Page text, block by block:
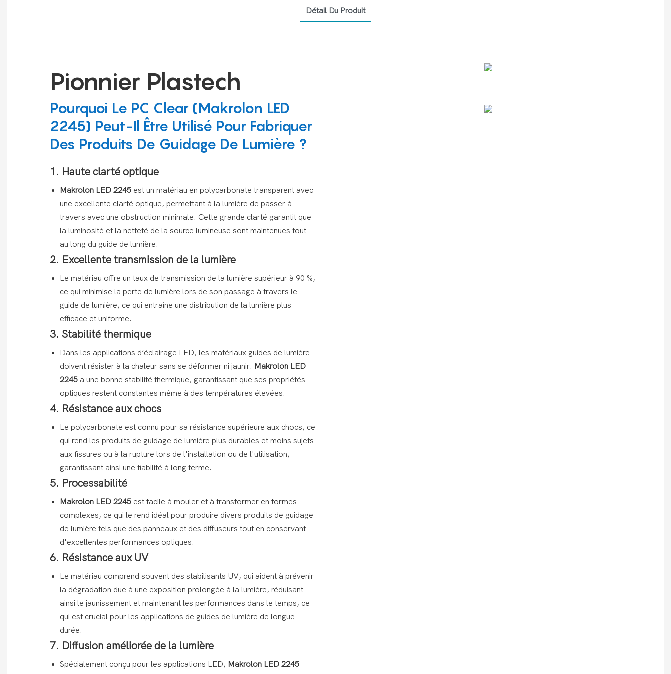
Détail Du Produit
Pionnier Plastech
Pourquoi Le PC Clear (Makrolon LED
2245) Peut-Il Être Utilisé Pour Fabriquer
Des Produits De Guidage De Lumière ?
1. Haute clarté optique
Makrolon LED 2245 est un matériau en polycarbonate transparent avec
une excellente clarté optique, permettant à la lumière de passer à
travers avec une obstruction minimale. Cette grande clarté garantit que
la luminosité et la netteté de la source lumineuse sont maintenues tout
au long du guide de lumière.
2. Excellente transmission de la lumière
Le matériau offre un taux de transmission de la lumière supérieur à 90 %,
ce qui minimise la perte de lumière lors de son passage à travers le
guide de lumière, ce qui entraîne une distribution de la lumière plus
efficace et uniforme.
3. Stabilité thermique
Dans les applications d’éclairage LED, les matériaux guides de lumière
doivent résister à la chaleur sans se déformer ni jaunir. Makrolon LED
2245 a une bonne stabilité thermique, garantissant que ses propriétés
optiques restent constantes même à des températures élevées.
4. Résistance aux chocs
Le polycarbonate est connu pour sa résistance supérieure aux chocs, ce
qui rend les produits de guidage de lumière plus durables et moins sujets
aux fissures ou à la rupture lors de l'installation ou de l'utilisation,
garantissant ainsi une fiabilité à long terme.
5. Processabilité
Makrolon LED 2245 est facile à mouler et à transformer en formes
complexes, ce qui le rend idéal pour produire divers produits de guidage
de lumière tels que des panneaux et des diffuseurs tout en conservant
d'excellentes performances optiques.
6. Résistance aux UV
Le matériau comprend souvent des stabilisants UV, qui aident à prévenir
la dégradation due à une exposition prolongée à la lumière, réduisant
ainsi le jaunissement et maintenant les performances dans le temps, ce
qui est crucial pour les applications de guides de lumière de longue
durée.
7. Diffusion améliorée de la lumière
Spécialement conçu pour les applications LED, Makrolon LED 2245